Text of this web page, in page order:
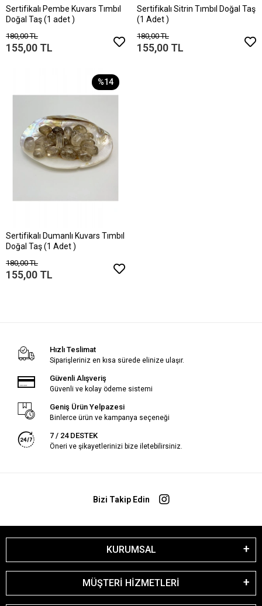
Sertifikalı Pembe Kuvars Tımbıl
Doğal Taş (1 adet )
180,00 TL
155,00 TL
Sertifikalı Sitrin Tımbıl Doğal Taş
(1 Adet )
180,00 TL
155,00 TL
%14
Sertifikalı Dumanlı Kuvars Tımbıl
Doğal Taş (1 Adet )
180,00 TL
155,00 TL
Hızlı Teslimat
Siparişleriniz en kısa sürede elinize ulaşır.
Güvenli Alışveriş
Güvenli ve kolay ödeme sistemi
Geniş Ürün Yelpazesi
Binlerce ürün ve kampanya seçeneği
7 / 24 DESTEK
Öneri ve şikayetlerinizi bize iletebilirsiniz.
Bizi Takip Edin
KURUMSAL
MÜŞTERİ HİZMETLERİ